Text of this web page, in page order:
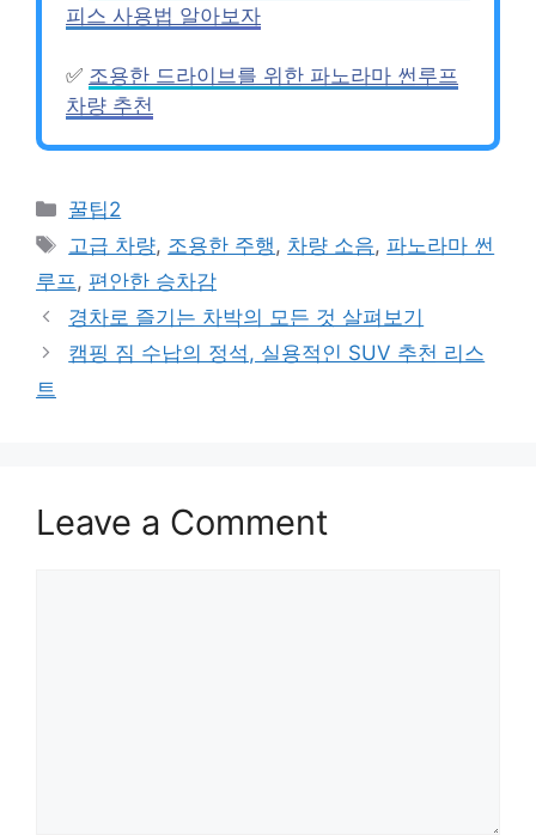
피스 사용법 알아보자
✅ 조용한 드라이브를 위한 파노라마 썬루프
차량 추천
Categories
꿀팁2
Tags
고급 차량, 조용한 주행, 차량 소음, 파노라마 썬
루프, 편안한 승차감
경차로 즐기는 차박의 모든 것 살펴보기
캠핑 짐 수납의 정석, 실용적인 SUV 추천 리스
트
Leave a Comment